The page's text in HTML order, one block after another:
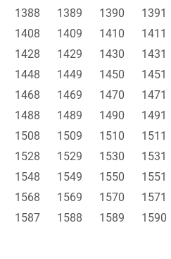
1388 1389 1390 1391
1408 1409 1410 1411
1428 1429 1430 1431
1448 1449 1450 1451
1468 1469 1470 1471
1488 1489 1490 1491
1508 1509 1510 1511
1528 1529 1530 1531
1548 1549 1550 1551
1568 1569 1570 1571
1587 1588 1589 1590